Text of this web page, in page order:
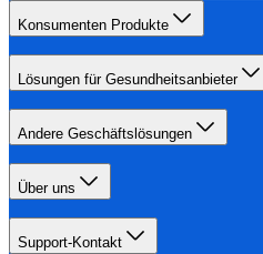
Konsumenten Produkte
Lösungen für Gesundheitsanbieter
Andere Geschäftslösungen
Über uns
Support-Kontakt